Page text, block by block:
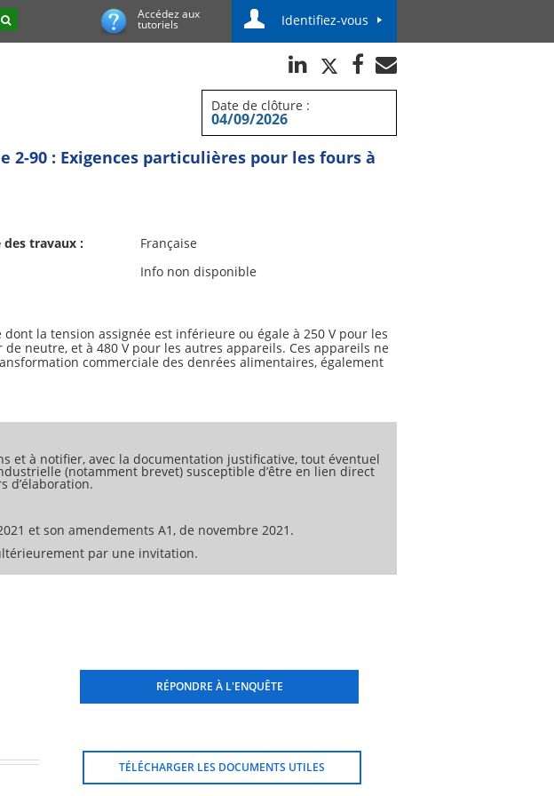
Accédez aux
tutoriels Identifiez-vous
Date de clôture :
04/09/2026
90 : Exigences particulières pour les fours à
des travaux :
Française
Info non disponible
la tension assignée est inférieure ou égale à 250 V pour les
neutre, et à 480 V pour les autres appareils. Ces appareils ne
commerciale des denrées alimentaires, également
cantines, d'hôpitaux et dans les entreprises commerciales
sont fournies à l'Annexe AA normative ;
qui sont destinés à un usage commercial uniquement,
à l'Annexe BB normative.
et à notifier, avec la documentation justificative, tout éventuel
(notamment brevet) susceptible d’être en lien direct
d’élaboration.
et son amendements A1, de novembre 2021.
par une invitation.
RÉPONDRE À L'ENQUÊTE
TÉLÉCHARGER LES DOCUMENTS UTILES